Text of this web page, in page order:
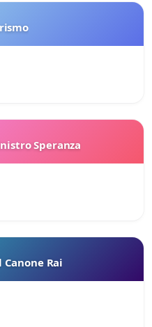
Speranza
del Canone Rai